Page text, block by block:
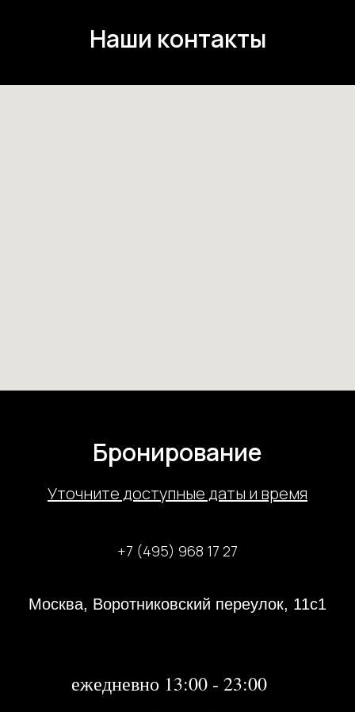
Наши контакты
Бронирование
Уточните доступные даты и время
+7 (495) 968 17 27
Москва, Воротниковский переулок, 11с1
ежедневно 13:00 - 23:00